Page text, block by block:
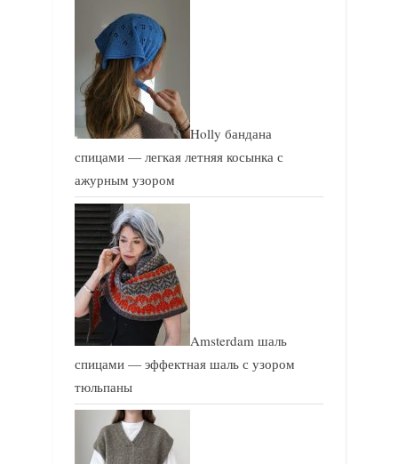
Holly бандана
спицами — легкая летняя косынка с
ажурным узором
Amsterdam шаль
спицами — эффектная шаль с узором
тюльпаны